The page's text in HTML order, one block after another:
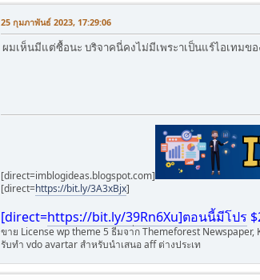
25 กุมภาพันธ์ 2023, 17:29:06
ผมเห็นมีแต่ซื้อนะ บริจาคนี่คงไม่มีเพระาเป็นแร์ไอเทมข
[direct=imblogideas.blogspot.com]
[direct=https://bit.ly/3A3xBjx]
[direct=https://bit.ly/39Rn6Xu]ตอนนี้มีโปร
ขาย License wp theme 5 ธีมจา่ก Themeforest Newspaper,
รับทำ vdo avartar สำหรับนำเสนอ aff ต่างประเท